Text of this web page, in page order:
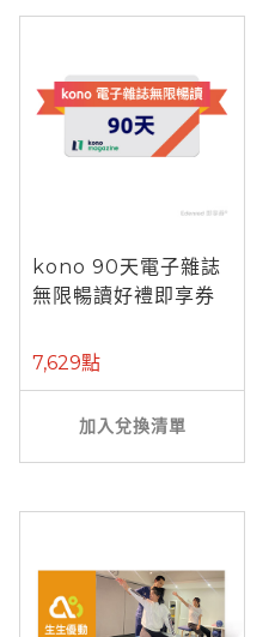
kono 90天電子雜誌
無限暢讀好禮即享券
7,629點
加入兌換清單